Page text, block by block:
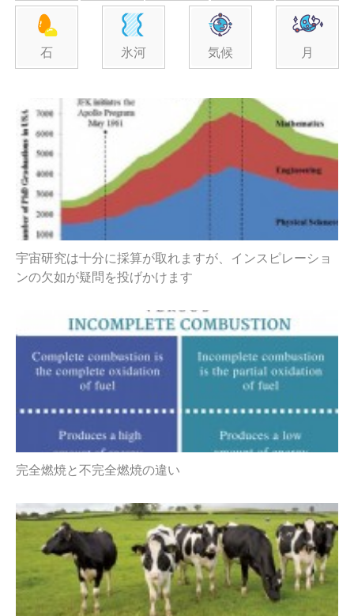
石 氷河 気候 月
宇宙研究は十分に採算が取れますが、インスピレーショ
ンの欠如が疑問を投げかけます
完全燃焼と不完全燃焼の違い